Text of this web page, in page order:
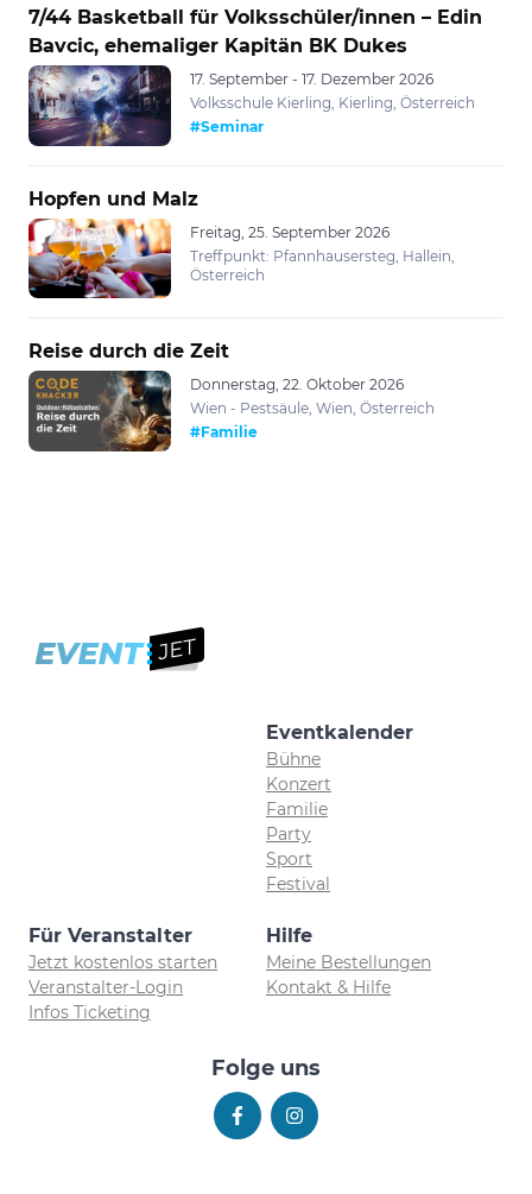
7/44 Basketball für Volksschüler/innen – Edin
Bavcic, ehemaliger Kapitän BK Dukes
17. September - 17. Dezember 2026
Volksschule Kierling, Kierling, Österreich
#Seminar
Hopfen und Malz
Freitag, 25. September 2026
Treffpunkt: Pfannhausersteg, Hallein,
Österreich
Reise durch die Zeit
Donnerstag, 22. Oktober 2026
Wien - Pestsäule, Wien, Österreich
#Familie
Eventkalender
Bühne
Konzert
Familie
Party
Sport
Festival
Für Veranstalter
Jetzt kostenlos starten
Veranstalter-Login
Infos Ticketing
Hilfe
Meine Bestellungen
Kontakt & Hilfe
Folge uns